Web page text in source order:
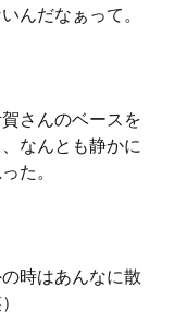
んだなぁって。
さんのベースを
なんとも静かに
た。
時はあんなに散